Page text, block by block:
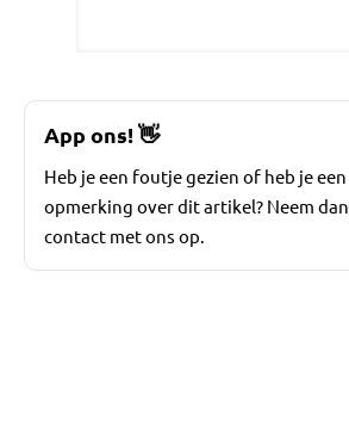
App ons!👋
Heb je een foutje gezien of heb je een
opmerking over dit artikel? Neem dan
contact met ons op.